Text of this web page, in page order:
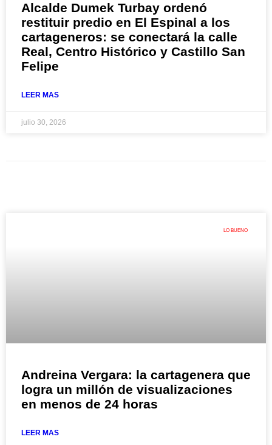
Alcalde Dumek Turbay ordenó
restituir predio en El Espinal a los
cartageneros: se conectará la calle
Real, Centro Histórico y Castillo San
Felipe
LEER MAS
julio 30, 2026
LO BUENO
Andreina Vergara: la cartagenera que
logra un millón de visualizaciones
en menos de 24 horas
LEER MAS